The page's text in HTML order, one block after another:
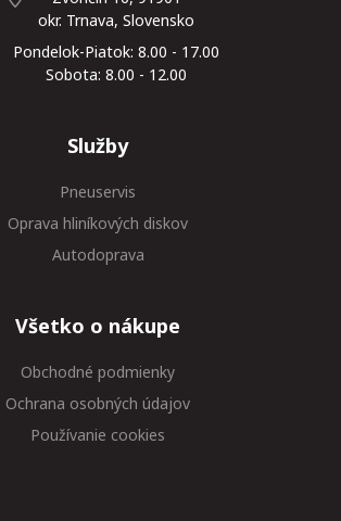
okr. Trnava, Slovensko
Pondelok-Piatok: 8.00 - 17.00
Sobota: 8.00 - 12.00
Služby
Pneuservis
Oprava hliníkových diskov
Autodoprava
Všetko o nákupe
Obchodné podmienky
Ochrana osobných údajov
Používanie cookies